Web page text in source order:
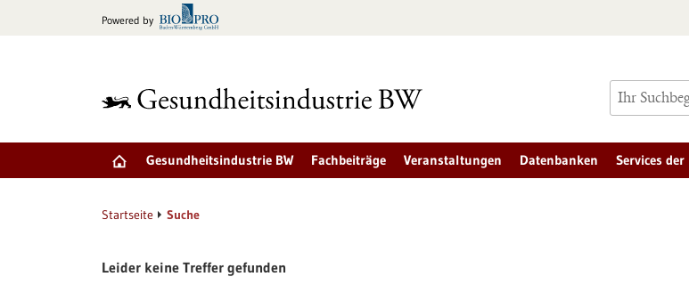
Powered by
Gesundheitsindustrie BW Fachbeiträge Veranstaltungen Datenbanken Services der
Startseite Suche
Leider keine Treffer gefunden